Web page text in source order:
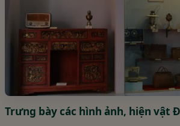
Trưng bày các hình ảnh, hiện vật